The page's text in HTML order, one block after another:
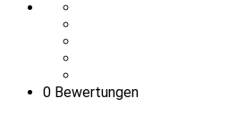
0 Bewertungen